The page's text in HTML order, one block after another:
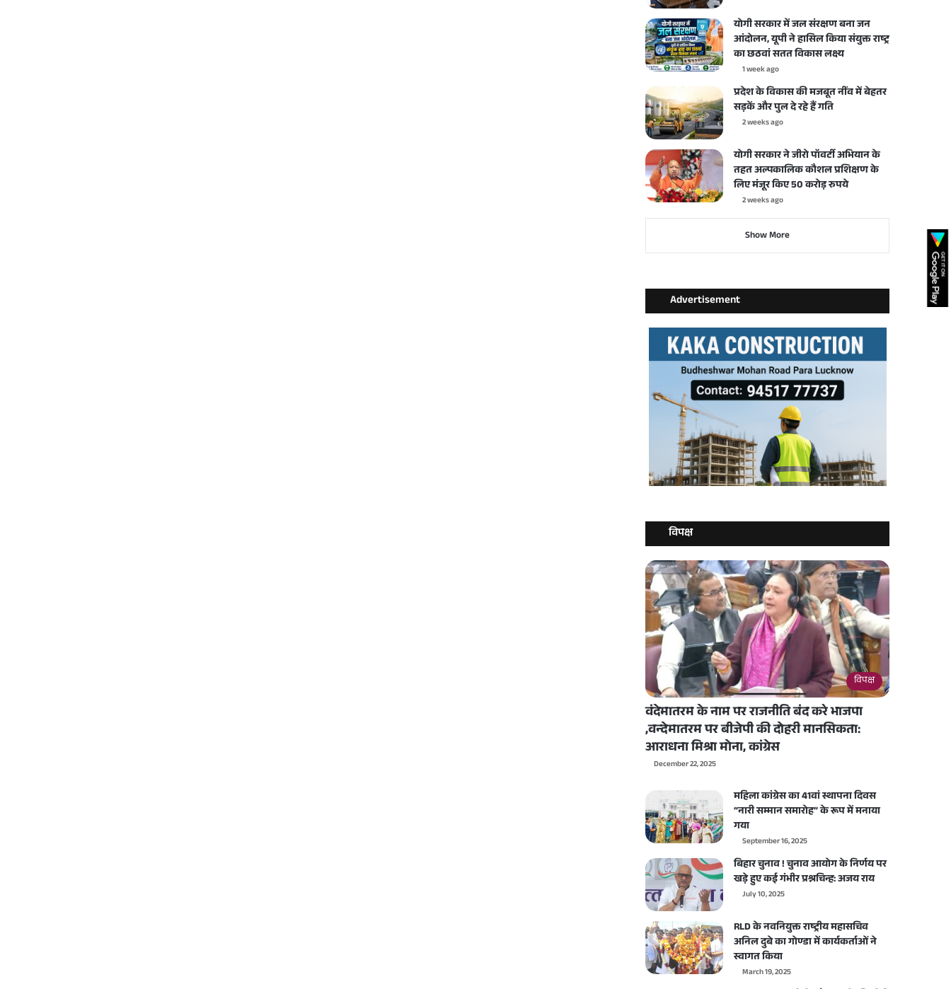
योगी सरकार में जल संरक्षण बना जन
आंदोलन, यूपी ने हासिल किया संयुक्त राष्ट्र
का छठवां सतत विकास लक्ष्य
1 week ago
प्रदेश के विकास की मजबूत नींव में बेहतर
सड़कें और पुल दे रहे हैं गति
2 weeks ago
योगी सरकार ने जीरो पॉवर्टी अभियान के
तहत अल्पकालिक कौशल प्रशिक्षण के
लिए मंजूर किए 50 करोड़ रुपये
2 weeks ago
Show More
Advertisement
विपक्ष
विपक्ष
वंदेमातरम के नाम पर राजनीति बंद करे भाजपा
,वन्देमातरम पर बीजेपी की दोहरी मानसिकता:
आराधना मिश्रा मोना, कांग्रेस
December 22, 2025
महिला कांग्रेस का 41वां स्थापना दिवस
“नारी सम्मान समारोह” के रूप में मनाया
गया
September 16, 2025
बिहार चुनाव ! चुनाव आयोग के निर्णय पर
खड़े हुए कई गंभीर प्रश्नचिन्ह: अजय राय
July 10, 2025
RLD के नवनियुक्त राष्ट्रीय महासचिव
अनिल दुबे का गोण्डा में कार्यकर्ताओं ने
स्वागत किया
March 19, 2025